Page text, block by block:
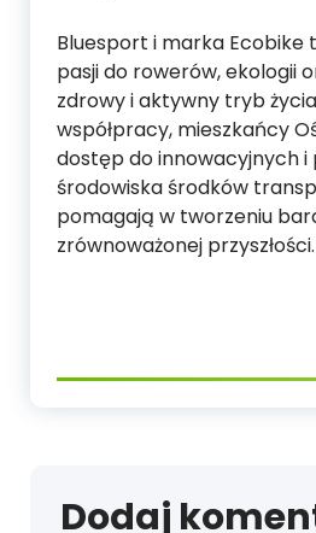
Bluesport i marka Ecobike
pasji do rowerów, ekologii
zdrowy i aktywny tryb
współpracy, mieszkańcy
dostęp do innowacyjnych i
środowiska środków
pomagają w tworzeniu
zrównoważonej przyszłości.
Dodaj